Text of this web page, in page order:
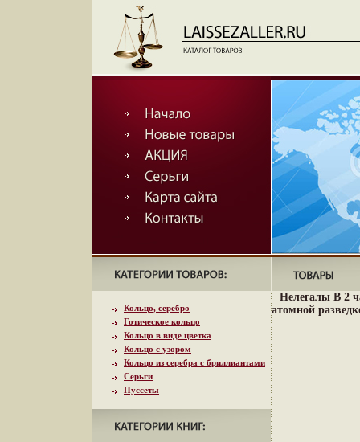
Кольцо, серебро
Готическое кольцо
Кольцо в виде цветка
Кольцо с узором
Кольцо из серебра с бриллиантами
Серьги
Пуссеты
Нелегалы В 2
атомной